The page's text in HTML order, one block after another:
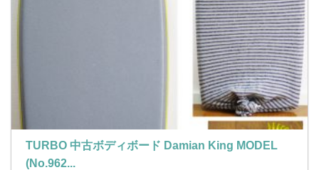
TURBO 中古ボディボード Damian King MODEL
(No.962...